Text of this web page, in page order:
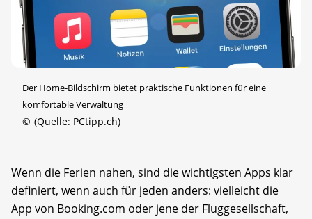
Der Home-Bildschirm bietet praktische Funktionen für eine
komfortable Verwaltung
© (Quelle: PCtipp.ch)
Wenn die Ferien nahen, sind die wichtigsten Apps klar
definiert, wenn auch für jeden anders: vielleicht die
App von Booking.com oder jene der Fluggesellschaft,